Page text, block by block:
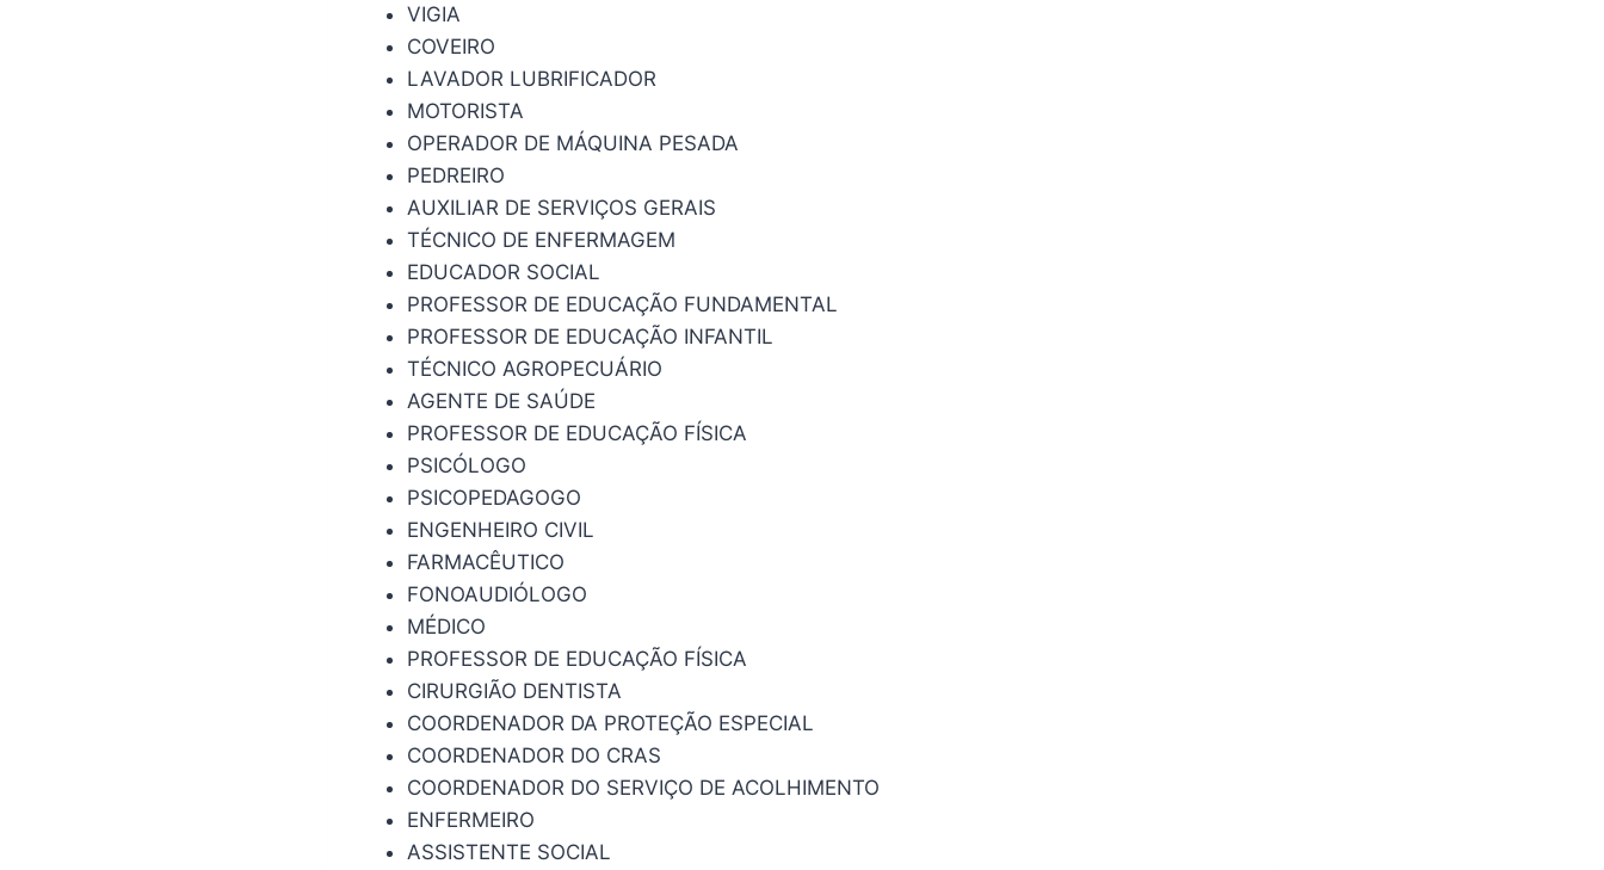
VIGIA
COVEIRO
LAVADOR LUBRIFICADOR
MOTORISTA
OPERADOR DE MÁQUINA PESADA
PEDREIRO
AUXILIAR DE SERVIÇOS GERAIS
TÉCNICO DE ENFERMAGEM
EDUCADOR SOCIAL
PROFESSOR DE EDUCAÇÃO FUNDAMENTAL
PROFESSOR DE EDUCAÇÃO INFANTIL
TÉCNICO AGROPECUÁRIO
AGENTE DE SAÚDE
PROFESSOR DE EDUCAÇÃO FÍSICA
PSICÓLOGO
PSICOPEDAGOGO
ENGENHEIRO CIVIL
FARMACÊUTICO
FONOAUDIÓLOGO
MÉDICO
PROFESSOR DE EDUCAÇÃO FÍSICA
CIRURGIÃO DENTISTA
COORDENADOR DA PROTEÇÃO ESPECIAL
COORDENADOR DO CRAS
COORDENADOR DO SERVIÇO DE ACOLHIMENTO
ENFERMEIRO
ASSISTENTE SOCIAL